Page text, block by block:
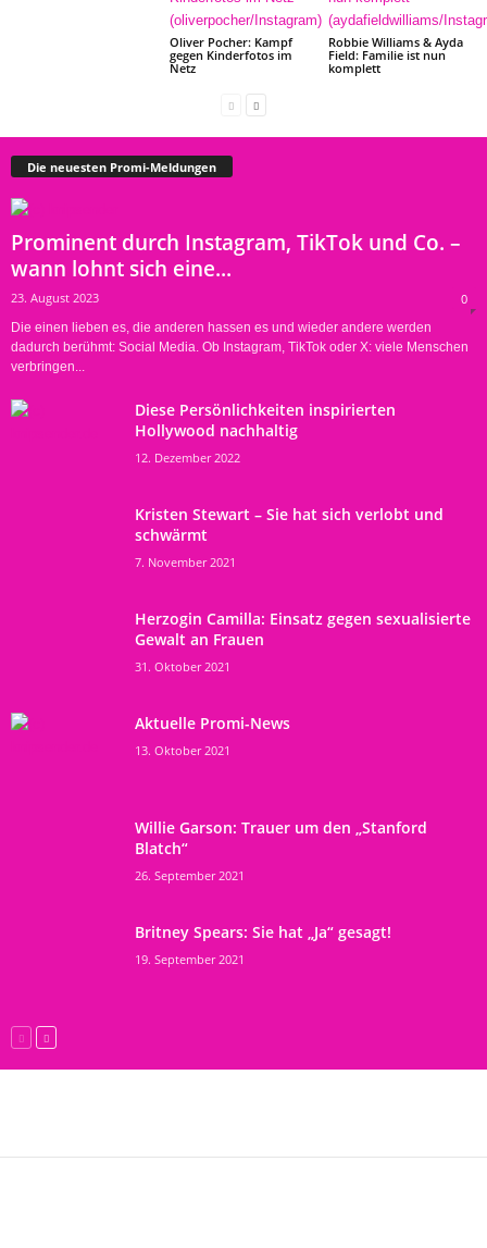
Oliver Pocher: Kampf
gegen Kinderfotos im
Netz
Robbie Williams & Ayda
Field: Familie ist nun
komplett
Die neuesten Promi-Meldungen
Prominent durch Instagram, TikTok und Co. –
wann lohnt sich eine...
23. August 2023 0
Die einen lieben es, die anderen hassen es und wieder andere werden
dadurch berühmt: Social Media. Ob Instagram, TikTok oder X: viele Menschen
verbringen...
Diese Persönlichkeiten inspirierten
Hollywood nachhaltig
12. Dezember 2022
Kristen Stewart – Sie hat sich verlobt und
schwärmt
7. November 2021
Herzogin Camilla: Einsatz gegen sexualisierte
Gewalt an Frauen
31. Oktober 2021
Aktuelle Promi-News
13. Oktober 2021
Willie Garson: Trauer um den „Stanford
Blatch“
26. September 2021
Britney Spears: Sie hat „Ja“ gesagt!
19. September 2021